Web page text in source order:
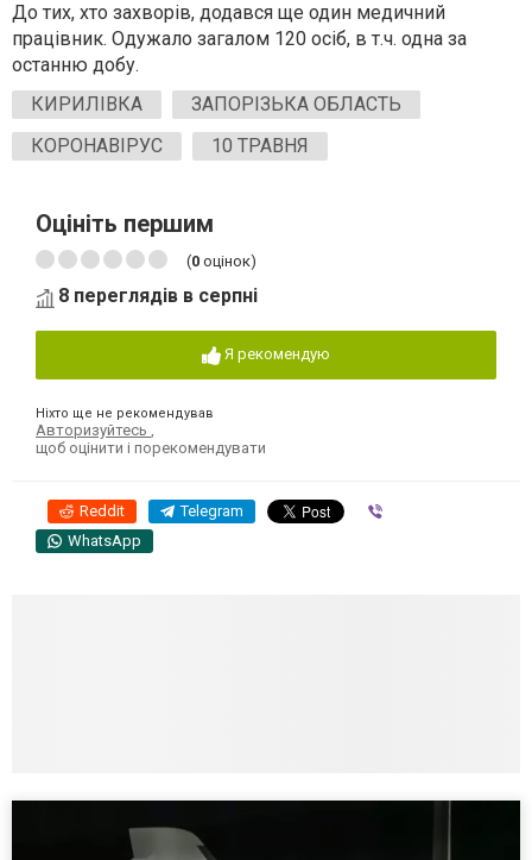
До тих, хто захворів, додався ще один медичний
працівник. Одужало загалом 120 осіб, в т.ч. одна за
останню добу.
КИРИЛІВКА
ЗАПОРІЗЬКА ОБЛАСТЬ
КОРОНАВІРУС
10 ТРАВНЯ
Оцініть першим
(0 оцінок)
8 переглядів в серпні
Я рекомендую
Ніхто ще не рекомендував
Авторизуйтесь
щоб оцінити і порекомендувати
Reddit Telegram
WhatsApp